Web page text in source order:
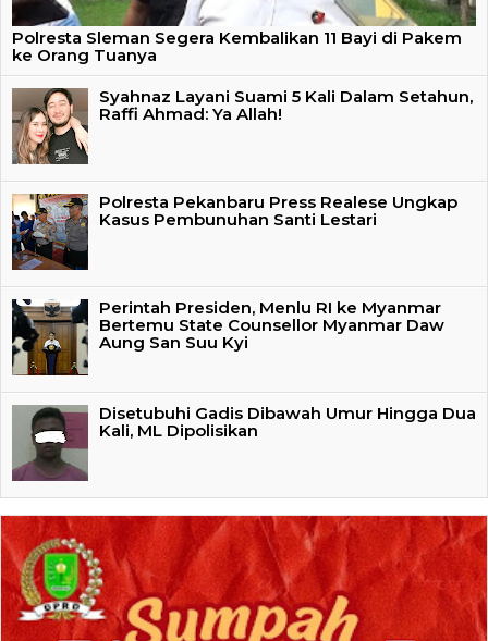
Polresta Sleman Segera Kembalikan 11 Bayi di Pakem
ke Orang Tuanya
Syahnaz Layani Suami 5 Kali Dalam Setahun,
Raffi Ahmad: Ya Allah!
Polresta Pekanbaru Press Realese Ungkap
Kasus Pembunuhan Santi Lestari
Perintah Presiden, Menlu RI ke Myanmar
Bertemu State Counsellor Myanmar Daw
Aung San Suu Kyi
Disetubuhi Gadis Dibawah Umur Hingga Dua
Kali, ML Dipolisikan